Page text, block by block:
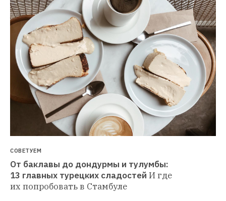
СОВЕТУЕМ
От баклавы до дондурмы и тулумбы:
13 главных турецких сладостей И где
их попробовать в Стамбуле